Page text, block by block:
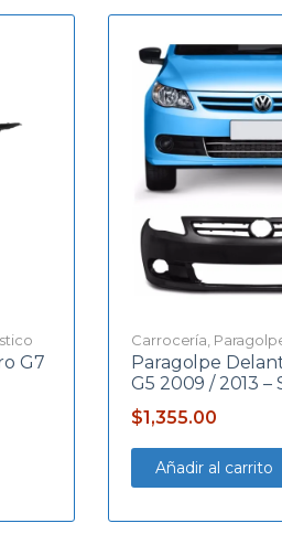
G7
Carrocería
Paragolpe
G5 2009 / 2013 –
$1,355.00
Añadir al carrito